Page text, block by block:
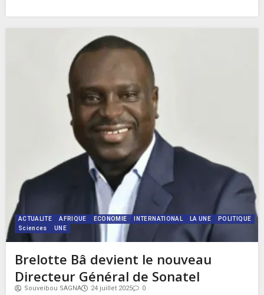
ACTUALITE AFRIQUE ECONOMIE INTERNATIONAL LA UNE
POLITIQUE
Sciences
UNE
Brelotte Bâ devient le nouveau
Directeur Général de Sonatel
Souveibou SAGNA 24 juillet 2025 0